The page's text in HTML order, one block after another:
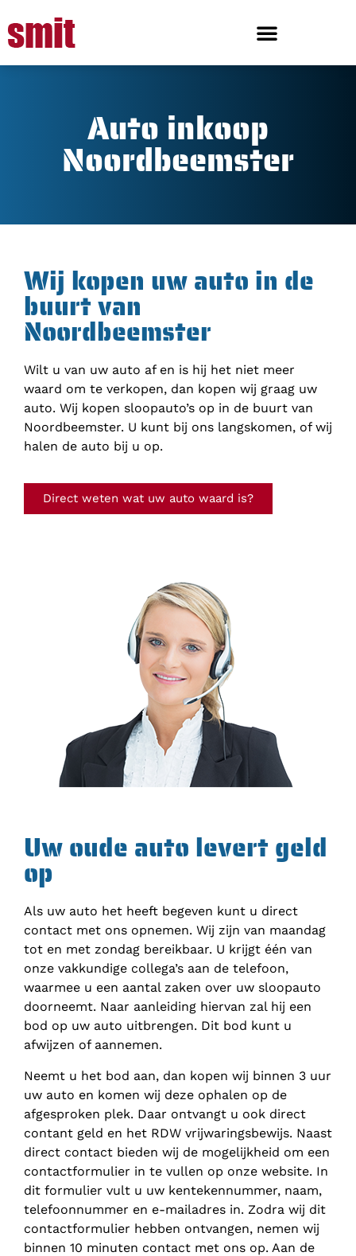
Auto inkoop
Noordbeemster
Wij kopen uw auto in de
buurt van
Noordbeemster
Wilt u van uw auto af en is hij het niet meer
waard om te verkopen, dan kopen wij graag uw
auto. Wij kopen sloopauto’s op in de buurt van
Noordbeemster. U kunt bij ons langskomen, of wij
halen de auto bij u op.
Direct weten wat uw auto waard is?
Uw oude auto levert geld
op
Als uw auto het heeft begeven kunt u direct
contact met ons opnemen. Wij zijn van maandag
tot en met zondag bereikbaar. U krijgt één van
onze vakkundige collega’s aan de telefoon,
waarmee u een aantal zaken over uw sloopauto
doorneemt. Naar aanleiding hiervan zal hij een
bod op uw auto uitbrengen. Dit bod kunt u
afwijzen of aannemen.
Neemt u het bod aan, dan kopen wij binnen 3 uur
uw auto en komen wij deze ophalen op de
afgesproken plek. Daar ontvangt u ook direct
contant geld en het RDW vrijwaringsbewijs. Naast
direct contact bieden wij de mogelijkheid om een
contactformulier in te vullen op onze website. In
dit formulier vult u uw kentekennummer, naam,
telefoonnummer en e-mailadres in. Zodra wij dit
contactformulier hebben ontvangen, nemen wij
binnen 10 minuten contact met ons op. Aan de